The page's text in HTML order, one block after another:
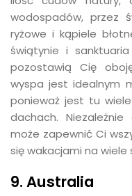
wodospadów, przez
ryżowe i kąpiele
świątynie i
pozostawią Cię
wyspa jest idealnym
ponieważ jest tu
dachach.
może zapewnić Ci
się wakacjami na wiele
9. Australia